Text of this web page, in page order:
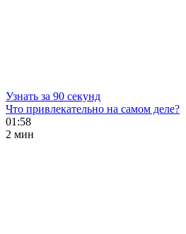
Узнать за 90 секунд
Что привлекательно на самом деле?
01:58
2 мин